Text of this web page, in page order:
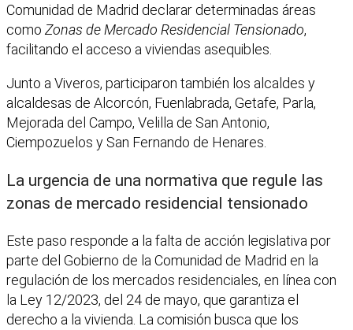
Comunidad de Madrid declarar determinadas áreas
como Zonas de Mercado Residencial Tensionado,
facilitando el acceso a viviendas asequibles.
Junto a Viveros, participaron también los alcaldes y
alcaldesas de Alcorcón, Fuenlabrada, Getafe, Parla,
Mejorada del Campo, Velilla de San Antonio,
Ciempozuelos y San Fernando de Henares.
La urgencia de una normativa que regule las
zonas de mercado residencial tensionado
Este paso responde a la falta de acción legislativa por
parte del Gobierno de la Comunidad de Madrid en la
regulación de los mercados residenciales, en línea con
la Ley 12/2023, del 24 de mayo, que garantiza el
derecho a la vivienda. La comisión busca que los